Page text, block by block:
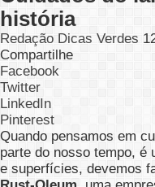
história
Redação Dicas Verdes
Compartilhe
Facebook
Twitter
LinkedIn
Pinterest
Quando pensamos em
parte do nosso tempo, é
e superfícies, devemos